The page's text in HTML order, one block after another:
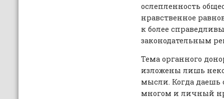
ослепленность
нравственное
к более
законодательным
Тема органного
изложены лишь
мысли. Когда даешь
многом и личный